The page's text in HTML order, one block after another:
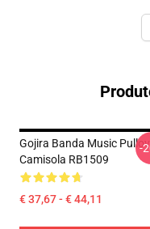
Gojira Banda Music
Camisola RB1509
€ 37,67 - € 44,11
-